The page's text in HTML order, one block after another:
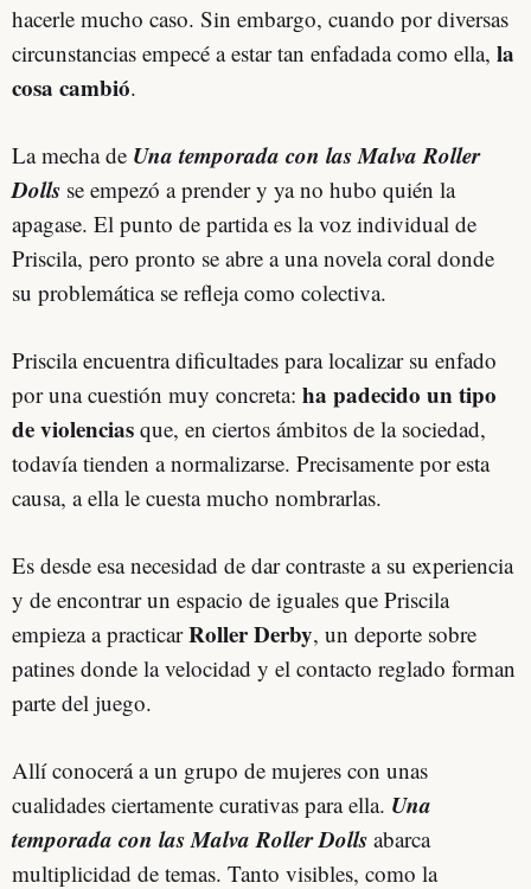
hacerle mucho caso. Sin embargo, cuando por diversas
circunstancias empecé a estar tan enfadada como ella, la
cosa cambió.
La mecha de Una temporada con las Malva Roller
Dolls se empezó a prender y ya no hubo quién la
apagase. El punto de partida es la voz individual de
Priscila, pero pronto se abre a una novela coral donde
su problemática se refleja como colectiva.
Priscila encuentra dificultades para localizar su enfado
por una cuestión muy concreta: ha padecido un tipo
de violencias que, en ciertos ámbitos de la sociedad,
todavía tienden a normalizarse. Precisamente por esta
causa, a ella le cuesta mucho nombrarlas.
Es desde esa necesidad de dar contraste a su experiencia
y de encontrar un espacio de iguales que Priscila
empieza a practicarRoller Derby, un deporte sobre
patines donde la velocidad y el contacto reglado forman
parte del juego.
Allí conocerá a un grupo de mujeres con unas
cualidades ciertamente curativas para ella. Una
temporada con las Malva Roller Dolls abarca
multiplicidad de temas. Tanto visibles, como la